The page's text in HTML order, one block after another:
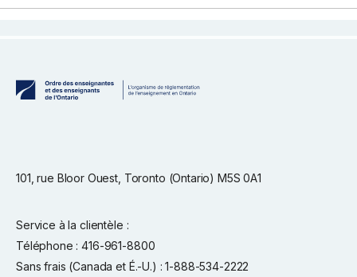
101, rue Bloor Ouest, Toronto (Ontario) M5S 0A1
Service à la clientèle :
Téléphone : 416-961-8800
Sans frais (Canada et É.-U.) : 1-888-534-2222